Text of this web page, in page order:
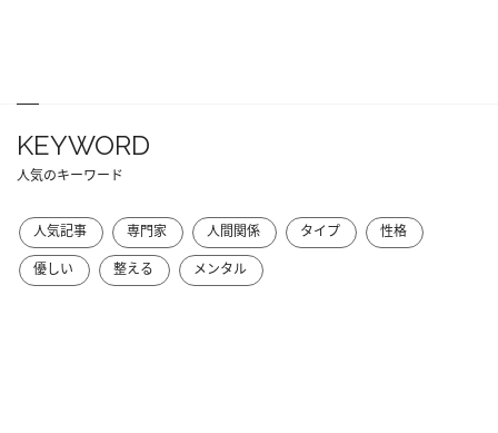
KEYWORD
人気のキーワード
人気記事 専門家 人間関係 タイプ
性格
優しい
整える メンタル